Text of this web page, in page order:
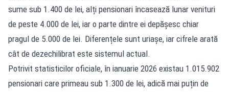
sume sub 1.400 de lei, alți pensionari încasează lunar venituri
de peste 4.000 de lei, iar o parte dintre ei depășesc chiar
pragul de 5.000 de lei. Diferențele sunt uriașe, iar cifrele arată
cât de dezechilibrat este sistemul actual.
Potrivit statisticilor oficiale, în ianuarie 2026 existau 1.015.902
pensionari care primeau sub 1.300 de lei, adică mai puțin de